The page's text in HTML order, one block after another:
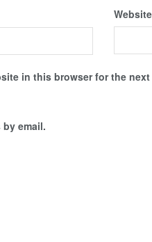
Website
in this browser for the
email.